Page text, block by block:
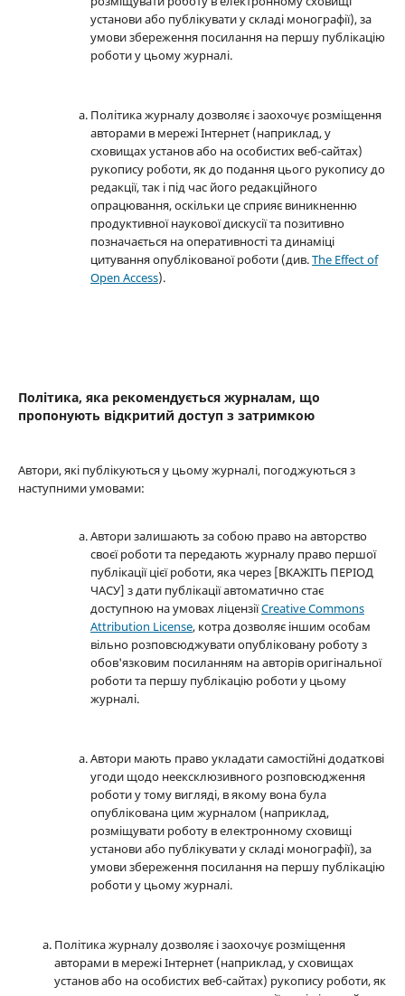
установи або публікувати у складі монографії), за
умови збереження посилання на першу публікацію
роботи у цьому журналі.
Політика журналу дозволяє і заохочує розміщення
авторами в мережі Інтернет (наприклад, у
сховищах установ або на особистих веб-сайтах)
рукопису роботи, як до подання цього рукопису до
редакції, так і під час його редакційного
опрацювання, оскільки це сприяє виникненню
продуктивної наукової дискусії та позитивно
позначається на оперативності та динаміці
цитування опублікованої роботи (див.The Effect of
Open Access).
Політика, яка рекомендується журналам, що
пропонують відкритий доступ з затримкою
Автори, які публікуються у цьому журналі, погоджуються з
наступними умовами:
Автори залишають за собою право на авторство
своєї роботи та передають журналу право першої
публікації цієї роботи, яка через [ВКАЖІТЬ ПЕРІОД
ЧАСУ] з дати публікації автоматично стає
доступною на умовах ліцензіїCreative Commons
Attribution License, котра дозволяє іншим особам
вільно розповсюджувати опубліковану роботу з
обов'язковим посиланням на авторів оригінальної
роботи та першу публікацію роботи у цьому
журналі.
Автори мають право укладати самостійні додаткові
угоди щодо неексклюзивного розповсюдження
роботи у тому вигляді, в якому вона була
опублікована цим журналом (наприклад,
розміщувати роботу в електронному сховищі
установи або публікувати у складі монографії), за
умови збереження посилання на першу публікацію
роботи у цьому журналі.
Політика журналу дозволяє і заохочує розміщення
авторами в мережі Інтернет (наприклад, у сховищах
установ або на особистих веб-сайтах) рукопису роботи, як